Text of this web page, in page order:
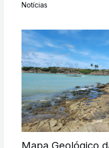
Notícias
Mapa Geológico